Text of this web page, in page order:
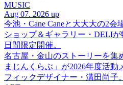
MUSIC
Aug 07. 2026 up
今池・Cane Caneと大大大の2会
ショップ＆ギャラリー・DELIが
日間限定開催。
名古屋・金山のストーリーを集
まじんくらぶ」が2026年度活
フィックデザイナー・溝田尚子。